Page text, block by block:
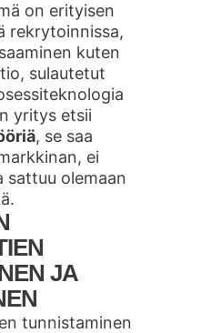
on erityisen
rekrytoinnissa,
kuten
sulautetut
yritys etsii
, se saa
ei
sattuu olemaan
JA
tunnistaminen